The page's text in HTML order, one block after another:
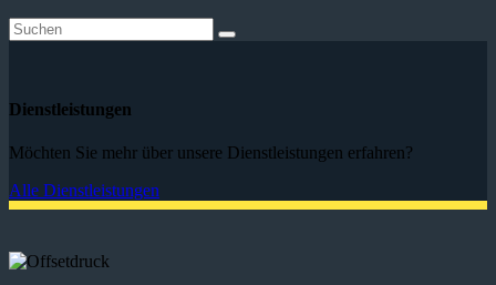
Dienstleistungen
Möchten Sie mehr über unsere Dienstleistungen erfahren?
Alle Dienstleistungen